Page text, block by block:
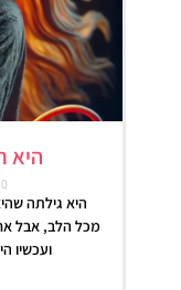
היא
20
היא גילתה
מכל הלב, אבל
ועכשיו